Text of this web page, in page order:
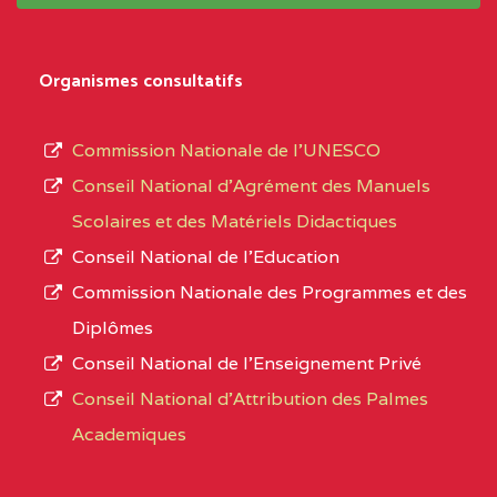
NDOMO BP :1154
CENTRE
COLLEGE PRIVE
CATHOLIQUE JOSPEH
STINTZI BP :53 OBALA
CENTRE
COLLEGE PRIVE LAIC LE
YDE
CENTRE
type
L’offre
d’éducation
de
Organismes consultatifs
Commission Nationale de l’UNESCO
Conseil National d’Agrément des Manuels
Scolaires et des Matériels Didactiques
Conseil National de l’Education
Commission Nationale des Programmes et des
Diplômes
Conseil National de l’Enseignement Privé
Conseil National d'Attribution des Palmes
Academiques